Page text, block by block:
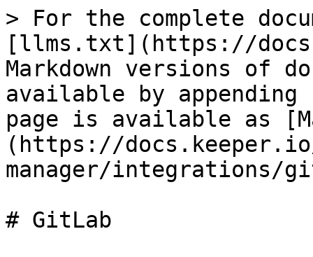
> For the complete
[llms.txt](https://
Markdown versions of
available by
page is available as
(https://
manager/integrations/
# GitLab